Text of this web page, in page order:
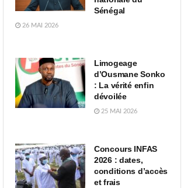
Sénégal
26 MAI 2026
Limogeage
d’Ousmane Sonko
: La vérité enfin
dévoilée
25 MAI 2026
Concours INFAS
2026 : dates,
conditions d’accès
et frais